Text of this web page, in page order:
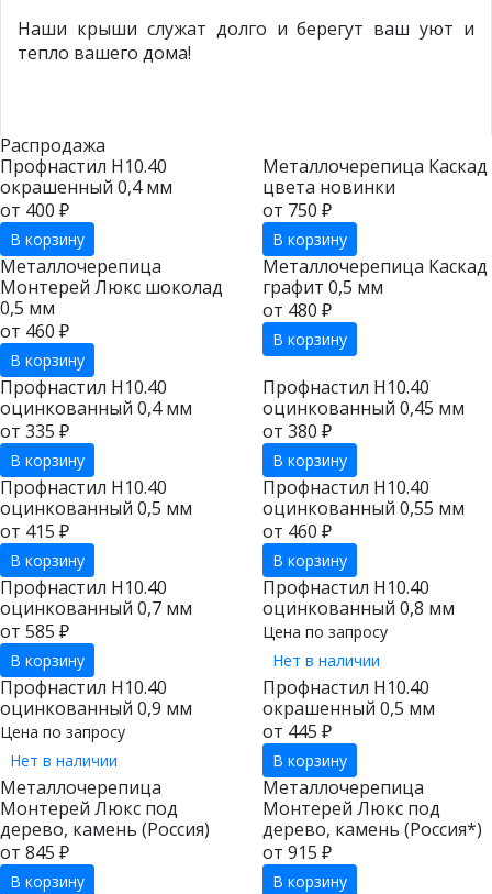
Наши крыши служат долго и берегут ваш уют и
тепло вашего дома!
Распродажа
Профнастил Н10.40
окрашенный 0,4 мм
от 400 ₽
В корзину
Металлочерепица Каскад
цвета новинки
от 750 ₽
В корзину
Металлочерепица
Монтерей Люкс шоколад
0,5 мм
от 460 ₽
В корзину
Металлочерепица Каскад
графит 0,5 мм
от 480 ₽
В корзину
Профнастил Н10.40
оцинкованный 0,4 мм
от 335 ₽
В корзину
Профнастил Н10.40
оцинкованный 0,45 мм
от 380 ₽
В корзину
Профнастил Н10.40
оцинкованный 0,5 мм
от 415 ₽
В корзину
Профнастил Н10.40
оцинкованный 0,55 мм
от 460 ₽
В корзину
Профнастил Н10.40
оцинкованный 0,7 мм
от 585 ₽
В корзину
Профнастил Н10.40
оцинкованный 0,8 мм
Цена по запросу
Нет в наличии
Профнастил Н10.40
оцинкованный 0,9 мм
Цена по запросу
Нет в наличии
Профнастил Н10.40
окрашенный 0,5 мм
от 445 ₽
В корзину
Металлочерепица
Монтерей Люкс под
дерево, камень (Россия)
от 845 ₽
В корзину
Металлочерепица
Монтерей Люкс под
дерево, камень (Россия*)
от 915 ₽
В корзину